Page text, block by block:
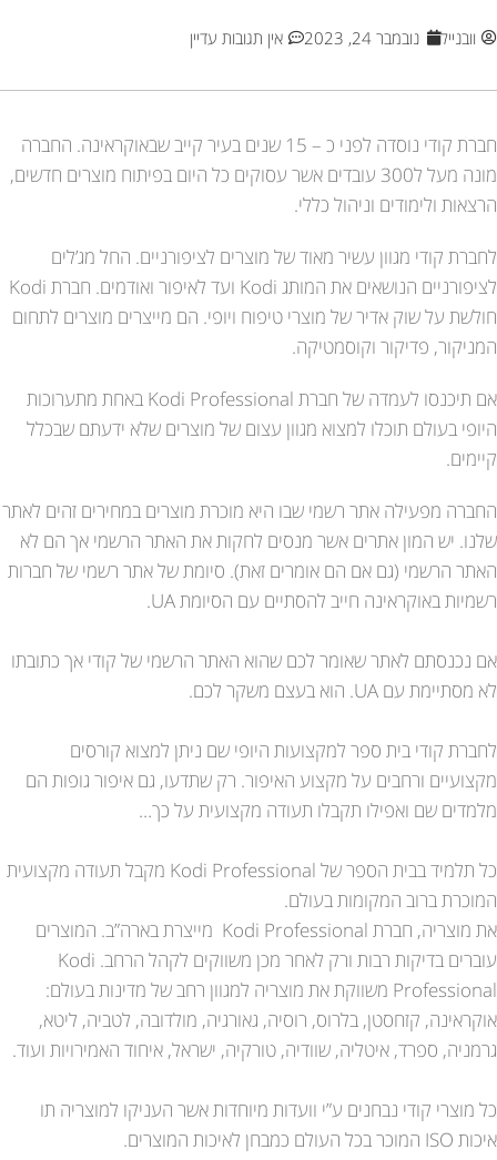
וובנייל נובמבר 24, 2023 אין תגובות עדיין
חברת קודי נוסדה לפני כ – 15 שנים בעיר קייב שבאוקראינה. החברה
מונה מעל ל300 עובדים אשר עסוקים כל היום בפיתוח מוצרים חדשים,
הרצאות ולימודים וניהול כללי.
לחברת קודי מגוון עשיר מאוד של מוצרים לציפורניים. החל מג’לים
לציפורניים הנושאים את המותג Kodi ועד לאיפור ואודמים. חברת Kodi
חולשת על שוק אדיר של מוצרי טיפוח ויופי. הם מייצרים מוצרים לתחום
המניקור, פדיקור וקוסמטיקה.
אם תיכנסו לעמדה של חברת Kodi Professional באחת מתערוכות
היופי בעולם תוכלו למצוא מגוון עצום של מוצרים שלא ידעתם שבכלל
קיימים.
החברה מפעילה אתר רשמי שבו היא מוכרת מוצרים במחירים זהים לאתר
שלנו. יש המון אתרים אשר מנסים לחקות את האתר הרשמי אך הם לא
האתר הרשמי (גם אם הם אומרים זאת). סיומת של אתר רשמי של חברות
רשמיות באוקראינה חייב להסתיים עם הסיומת UA.
אם נכנסתם לאתר שאומר לכם שהוא האתר הרשמי של קודי אך כתובתו
לא מסתיימת עם UA. הוא בעצם משקר לכם.
לחברת קודי בית ספר למקצועות היופי שם ניתן למצוא קורסים
מקצועיים ורחבים על מקצוע האיפור. רק שתדעו, גם איפור גופות הם
מלמדים שם ואפילו תקבלו תעודה מקצועית על כך…
כל תלמיד בבית הספר של Kodi Professional מקבל תעודה מקצועית
המוכרת ברוב המקומות בעולם.
את מוצריה, חברת Kodi Professional מייצרת בארה”ב. המוצרים
עוברים בדיקות רבות ורק לאחר מכן משווקים לקהל הרחב. Kodi
Professional משווקת את מוצריה למגוון רחב של מדינות בעולם:
אוקראינה, קזחסטן, בלרוס, רוסיה, גאורגיה, מולדובה, לטביה, ליטא,
גרמניה, ספרד, איטליה, שוודיה, טורקיה, ישראל, איחוד האמירויות ועוד.
כל מוצרי קודי נבחנים ע”י וועדות מיוחדות אשר העניקו למוצריה תו
איכות ISO המוכר בכל העולם כמבחן לאיכות המוצרים.